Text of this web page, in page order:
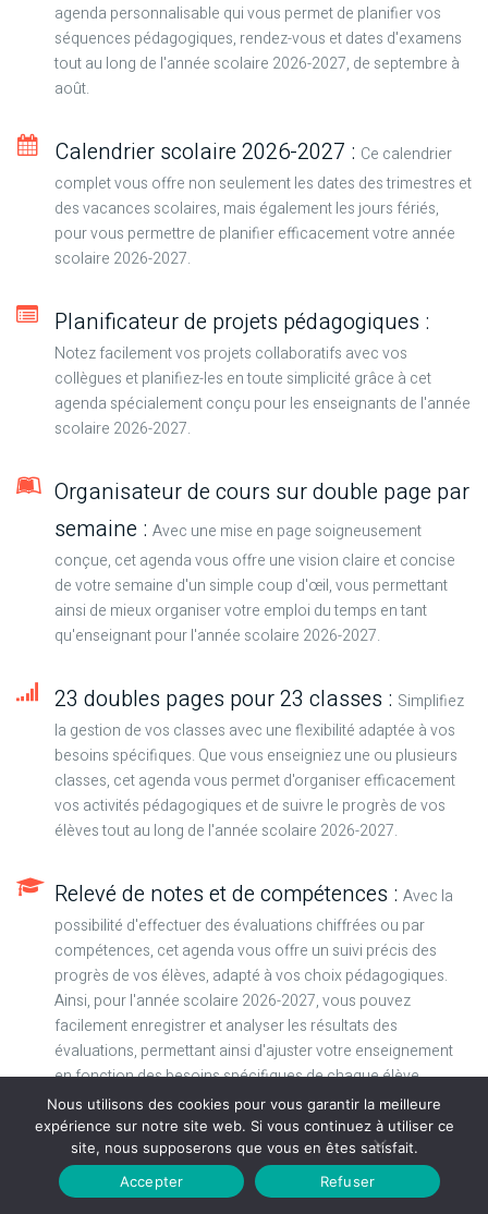
agenda personnalisable qui vous permet de planifier vos
séquences pédagogiques, rendez-vous et dates d'examens
tout au long de l'année scolaire 2026-2027, de septembre à
août.
Calendrier scolaire 2026-2027 : Ce calendrier
complet vous offre non seulement les dates des trimestres et
des vacances scolaires, mais également les jours fériés,
pour vous permettre de planifier efficacement votre année
scolaire 2026-2027.
Planificateur de projets pédagogiques :
Notez facilement vos projets collaboratifs avec vos
collègues et planifiez-les en toute simplicité grâce à cet
agenda spécialement conçu pour les enseignants de l'année
scolaire 2026-2027.
Organisateur de cours sur double page par
semaine : Avec une mise en page soigneusement
conçue, cet agenda vous offre une vision claire et concise
de votre semaine d'un simple coup d'œil, vous permettant
ainsi de mieux organiser votre emploi du temps en tant
qu'enseignant pour l'année scolaire 2026-2027.
23 doubles pages pour 23 classes : Simplifiez
la gestion de vos classes avec une flexibilité adaptée à vos
besoins spécifiques. Que vous enseigniez une ou plusieurs
classes, cet agenda vous permet d'organiser efficacement
vos activités pédagogiques et de suivre le progrès de vos
élèves tout au long de l'année scolaire 2026-2027.
Relevé de notes et de compétences : Avec la
possibilité d'effectuer des évaluations chiffrées ou par
compétences, cet agenda vous offre un suivi précis des
progrès de vos élèves, adapté à vos choix pédagogiques.
Ainsi, pour l'année scolaire 2026-2027, vous pouvez
facilement enregistrer et analyser les résultats des
évaluations, permettant ainsi d'ajuster votre enseignement
en fonction des besoins spécifiques de chaque élève.
Carnet de notes pour les conseils de
classes :Centralisez toutes les remarques et
Nous utilisons des cookies pour vous garantir la meilleure
expérience sur notre site web. Si vous continuez à utiliser ce
site, nous supposerons que vous en êtes satisfait.
Accepter
Refuser